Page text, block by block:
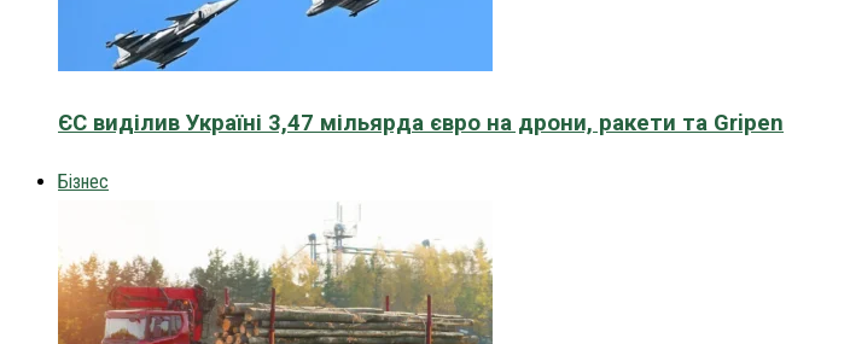
ЄС виділив Україні 3,47 мільярда євро на дрони, ракети та Gripen
Бізнес